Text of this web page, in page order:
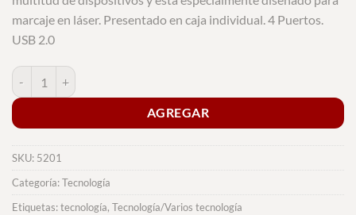
marcaje en láser. Presentado en caja individual. 4 Puertos.
USB 2.0
Puerto USB Weeper cantidad
AGREGAR
SKU: 5201
Categoría:Tecnología
Etiquetas:tecnología, Tecnología/Varios tecnología